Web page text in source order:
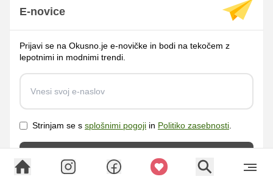
E-novice
Prijavi se na Okusno.je e-novičke in bodi na tekočem z
lepotnimi in modnimi trendi.
Strinjam se s splošnimi pogoji in Politiko zasebnosti